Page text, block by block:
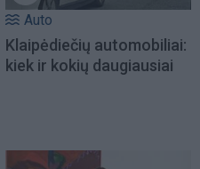
Auto
Klaipėdiečių automobiliai:
kiek ir kokių daugiausiai